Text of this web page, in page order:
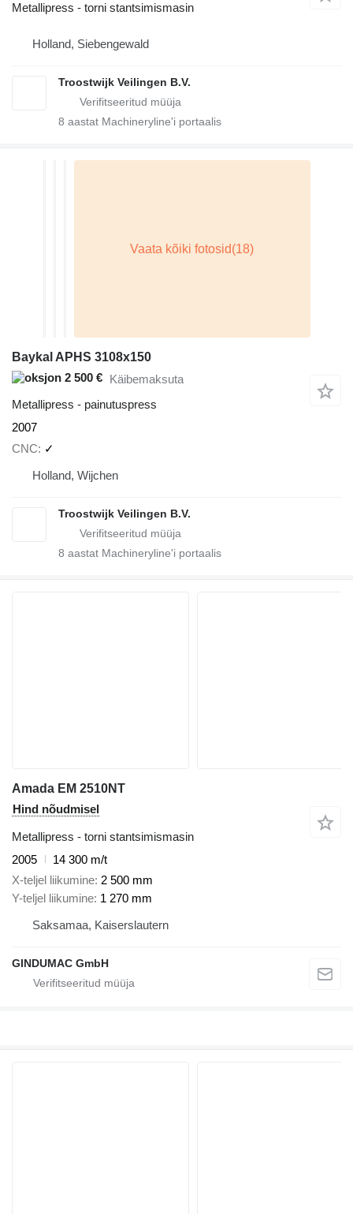
Metallipress - torni stantsimismasin
Holland, Siebengewald
Troostwijk Veilingen B.V.
8 aastat Machineryline'i portaalis
Baykal APHS 3108x150
2 500 € Käibemaksuta
Metallipress - painutuspress
2007
CNC
✓
Holland, Wijchen
Troostwijk Veilingen B.V.
8 aastat Machineryline'i portaalis
Amada EM 2510NT
Hind nõudmisel
Metallipress - torni stantsimismasin
2005
14 300 m/t
X-teljel liikumine 2 500 mm
Y-teljel liikumine 1 270 mm
Saksamaa, Kaiserslautern
GINDUMAC GmbH